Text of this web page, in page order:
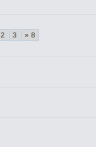
2 3 » 8